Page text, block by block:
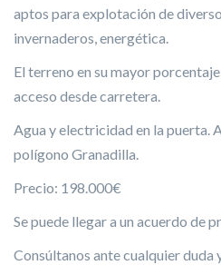
aptos para explotación de
invernaderos, energética.
El terreno en su mayor
acceso desde carretera.
Agua y electricidad en la puerta.
polígono Granadilla.
Precio: 198.000€
Se puede llegar a un acuerdo de
Consúltanos ante cualquier duda